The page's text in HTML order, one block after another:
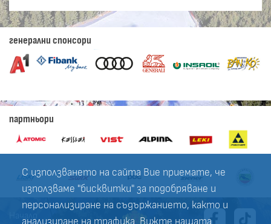
С използването на сайта Вие приемате, че
използваме "бисквитки" за подобряване и
персонализиране на съдържанието, както и
анализиране на трафика. Вижте нашата
генерални спонсори
партньори